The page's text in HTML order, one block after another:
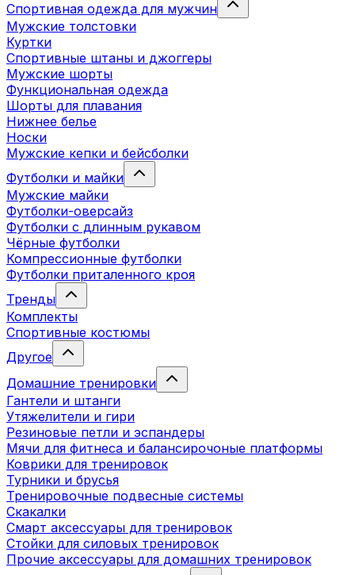
Спортивная одежда для мужчин
Мужские толстовки
Куртки
Спортивные штаны и джоггеры
Мужские шорты
Функциональная одежда
Шорты для плавания
Нижнее белье
Носки
Мужские кепки и бейсболки
Футболки и майки
Мужские майки
Футболки-оверсайз
Футболки с длинным рукавом
Чёрные футболки
Компрессионные футболки
Футболки приталенного кроя
Тренды
Комплекты
Спортивные костюмы
Другое
Домашние тренировки
Гантели и штанги
Утяжелители и гири
Резиновые петли и эспандеры
Мячи для фитнеса и балансирочоные платформы
Коврики для тренировок
Турники и брусья
Тренировочные подвесные системы
Скакалки
Смарт аксессуары для тренировок
Стойки для силовых тренировок
Прочие аксессуары для домашних тренировок